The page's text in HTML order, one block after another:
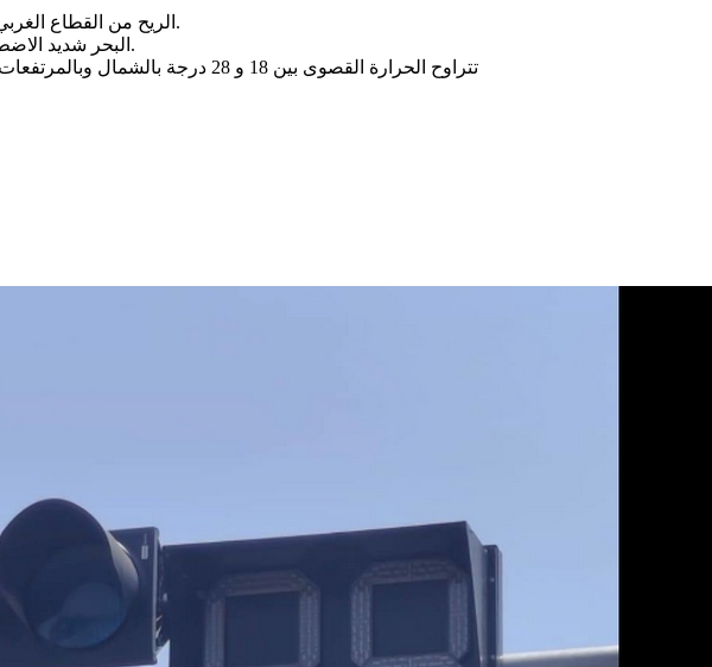
الريح من القطاع الغربي قوية قرب السواحل الشمالية وضعيفة فمعتدلة ببقية المناطق.
البحر شديد الاضطراب بالشمال ومضطرب فقليل الاضطراب بالسواحل الشرقية.
تتراوح الحرارة القصوى بين 18 و 28 درجة بالشمال وبالمرتفعات وبين 25 و 31 درجة ببقية المناطق وتصل الى 34 درجة بالجنوب